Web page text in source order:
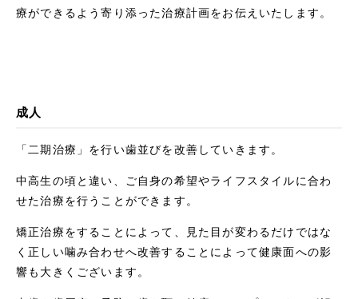
療ができるよう寄り添った治療計画をお伝えいたします。
成人
「二期治療」を行い歯並びを改善していきます。
中高生の頃と違い、ご自身の希望やライフスタイルに合わ
せた治療を行うことができます。
矯正治療をすることによって、見た目が変わるだけではな
く正しい噛み合わせへ改善することによって健康面への影
響も大きくございます。